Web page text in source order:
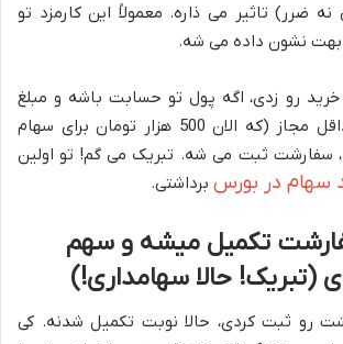
ضرر) تاثیر می ذاره. معمولاً این کارمزد تو
نشون داده می شه.
خرید رو زدی، اگه پول تو حسابت باشه و مبلغ
سفارشت هم از حداقل مجاز (که الان 500 هزار تومان برای سهام
سفارشت ثبت می شه. تبریک می گم! تو اولین
سهام در بورس برداشتی.
تکمیل میشه و سهم
(تبریک! حالا سهامداری!)
رو ثبت کردی، حالا نوبت تکمیل شدنه. کی